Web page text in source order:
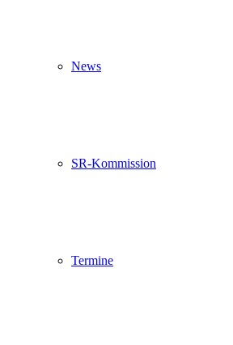
News
SR-Kommission
Termine